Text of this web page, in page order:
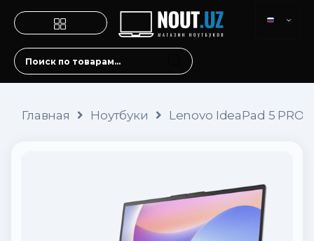
Главная Ноутбуки Lenovo IdeaPad 5 PRO